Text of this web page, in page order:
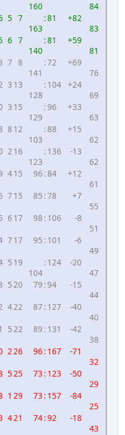
160
84
5 7
163
:81
+82
83
6 7
140
:81
+59
81
7 8
141
:72
+69
76
3 13
128
: 104 +24
69
3 15
129
:96
+33
63
8 12
103
:88
+15
62
2 16
123
: 136
-13
62
415 96 :84
+12
61
7 15 85 :78
+7
55
6 17 98 : 106
-8
51
7 17 95 : 101
-6
49
5 19
104
: 124
-20
47
520 79 :94
-15
44
422 87 : 127
-40
40
522 89 : 131
-42
38
226 96: 167
-71
32
525 73 : 123
-50
29
1 29 73 : 157
-84
25
421 74:92
-18
43